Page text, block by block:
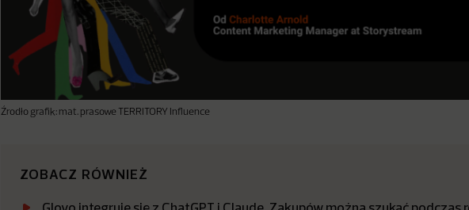
Źrodło grafik: mat. prasowe TERRITORY Influence
ZOBACZ RÓWNIEŻ